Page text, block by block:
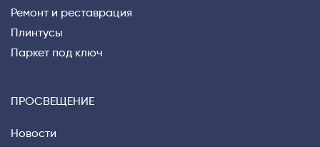
Ремонт и реставрация
Плинтусы
Паркет под ключ
ПРОСВЕЩЕНИЕ
Новости